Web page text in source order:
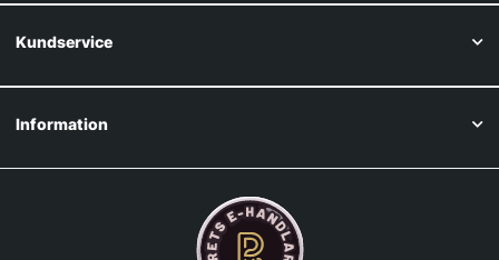
Kundservice
Information